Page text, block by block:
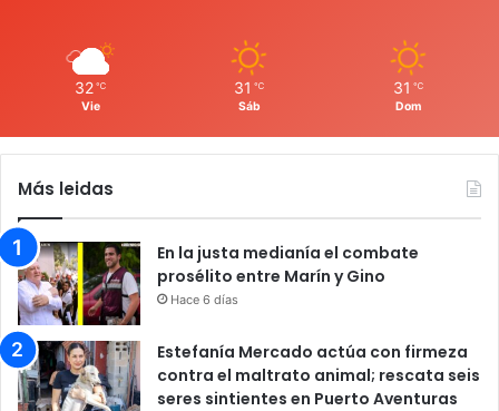
32 ℃
Vie
31 ℃
Sáb
31 ℃
Dom
Más leidas
En la justa medianía el combate
prosélito entre Marín y Gino
Hace 6 días
Estefanía Mercado actúa con firmeza
contra el maltrato animal; rescata seis
seres sintientes en Puerto Aventuras